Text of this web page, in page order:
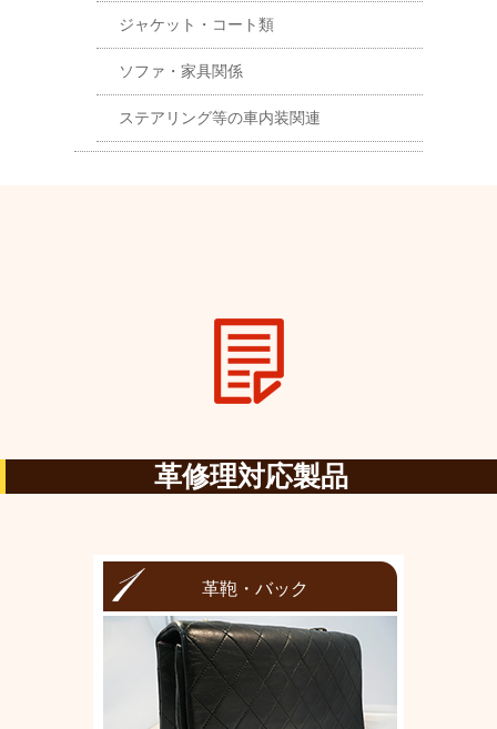
ジャケット・コート類
ソファ・家具関係
ステアリング等の車内装関連
革修理対応製品
革鞄・バック